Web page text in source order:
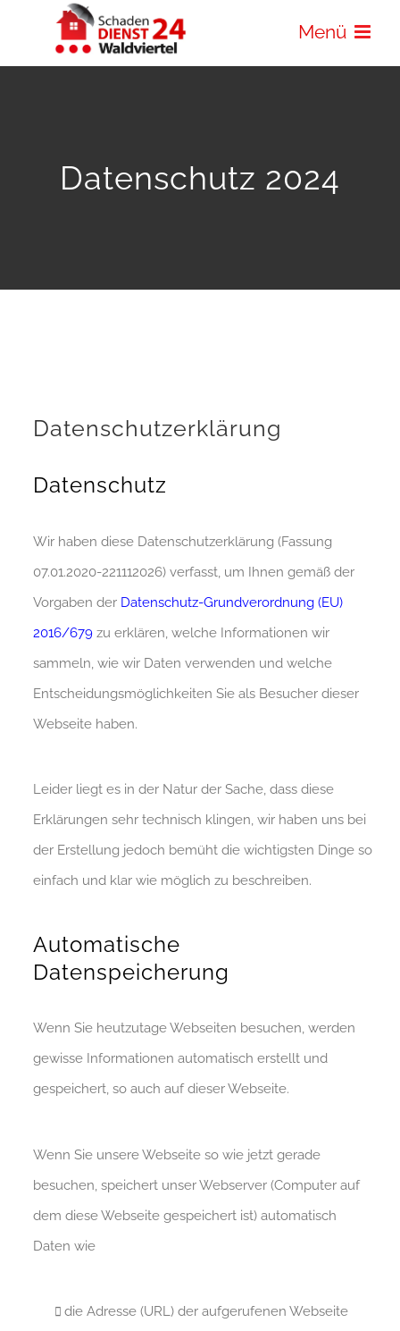
Menü
Datenschutz 2024
Datenschutzerklärung
Datenschutz
Wir haben diese Datenschutzerklärung (Fassung
07.01.2020-221112026) verfasst, um Ihnen gemäß der
Vorgaben der Datenschutz-Grundverordnung (EU)
2016/679 zu erklären, welche Informationen wir
sammeln, wie wir Daten verwenden und welche
Entscheidungsmöglichkeiten Sie als Besucher dieser
Webseite haben.
Leider liegt es in der Natur der Sache, dass diese
Erklärungen sehr technisch klingen, wir haben uns bei
der Erstellung jedoch bemüht die wichtigsten Dinge so
einfach und klar wie möglich zu beschreiben.
Automatische
Datenspeicherung
Wenn Sie heutzutage Webseiten besuchen, werden
gewisse Informationen automatisch erstellt und
gespeichert, so auch auf dieser Webseite.
Wenn Sie unsere Webseite so wie jetzt gerade
besuchen, speichert unser Webserver (Computer auf
dem diese Webseite gespeichert ist) automatisch
Daten wie
die Adresse (URL) der aufgerufenen Webseite